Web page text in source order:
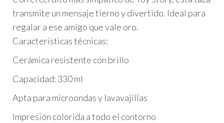
transmite un mensaje tierno y divertido. Ideal para
regalar a ese amigo que vale oro.
Características técnicas:
Cerámica resistente con brillo
Capacidad: 330 ml
Apta para microondas y lavavajillas
Impresión colorida a todo el contorno